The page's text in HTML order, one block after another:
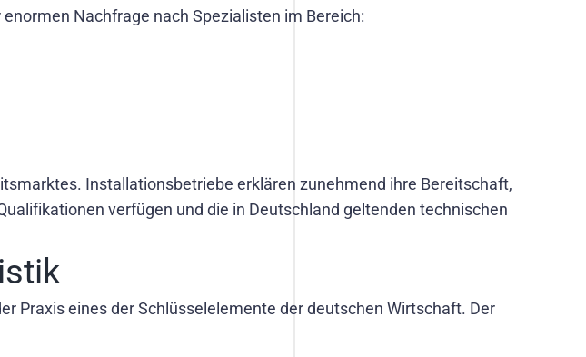
Nachfrage nach Spezialisten im Bereich:
Installationsbetriebe erklären zunehmend ihre Bereitschaft,
verfügen und die in Deutschland geltenden technischen
Praxis eines der Schlüsselelemente der deutschen Wirtschaft. Der